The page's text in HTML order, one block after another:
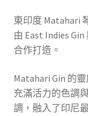
東印度 Matahari
由 East Indies
合作打造。
Matahari Gin 的
充滿活力的色調
調，融入了印尼